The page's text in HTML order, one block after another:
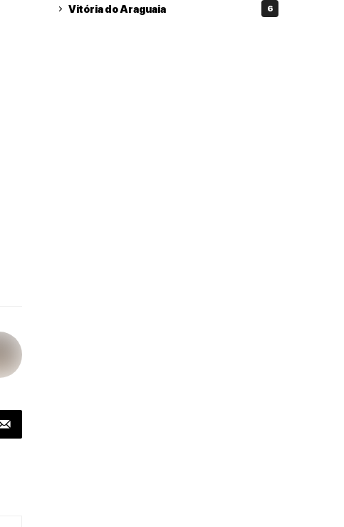
Vitória do Araguaia 6